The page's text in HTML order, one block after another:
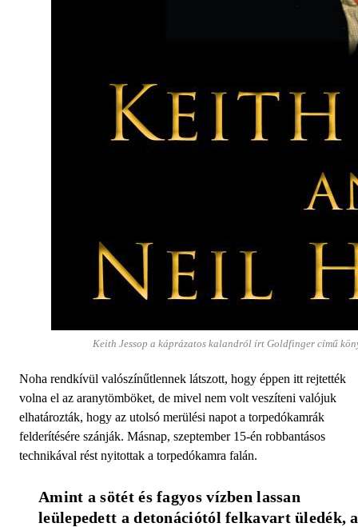
Keith Jessop a káprázatos kalandról írt Goldfinger című
Noha rendkívül valószínűtlennek látszott, hogy éppen itt rejtették
volna el az aranytömböket, de mivel nem volt veszíteni valójuk
elhatározták, hogy az utolsó merülési napot a torpedókamrák
felderítésére szánják. Másnap, szeptember 15-én robbantásos
technikával rést nyitottak a torpedókamra falán.
Amint a sötét és fagyos vízben lassan
leülepedett a detonációtól felkavart üledék, a